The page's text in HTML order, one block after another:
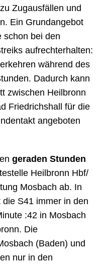
Zugausfällen und
Ein Grundangebot
schon bei den
aufrechterhalten:
während des
Dadurch kann
zwischen Heilbronn
Friedrichshall für die
angeboten
geraden Stunden
Heilbronn Hbf/
Mosbach ab. In
S41 immer in den
:42 in Mosbach
Die
(Baden) und
nur in den